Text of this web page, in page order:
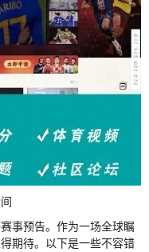
事预告。作为一场全球瞩
期待。以下是一些不容错